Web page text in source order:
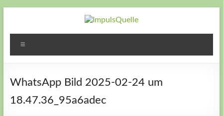
ImpulsQuelle
Zeit für
Veränderung
gehen – Zeit
für Dich
WhatsApp Bild 2025-02-24 um
18.47.36_95a6adec